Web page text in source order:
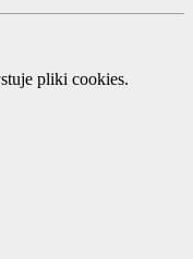
pliki cookies.